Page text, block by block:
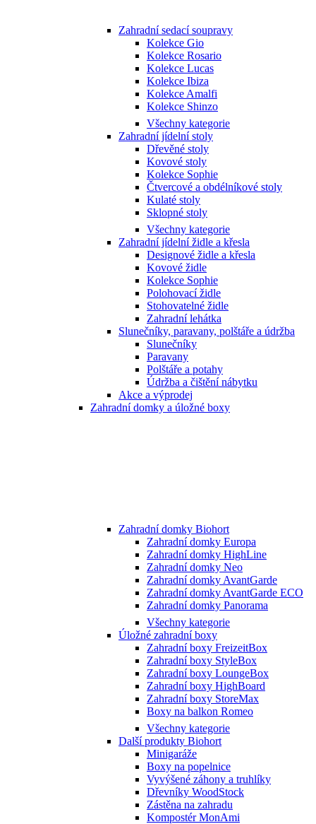
Zahradní sedací soupravy
Kolekce Gio
Kolekce Rosario
Kolekce Lucas
Kolekce Ibiza
Kolekce Amalfi
Kolekce Shinzo
Všechny kategorie
Zahradní jídelní stoly
Dřevěné stoly
Kovové stoly
Kolekce Sophie
Čtvercové a obdélníkové stoly
Kulaté stoly
Sklopné stoly
Všechny kategorie
Zahradní jídelní židle a křesla
Designové židle a křesla
Kovové židle
Kolekce Sophie
Polohovací židle
Stohovatelné židle
Zahradní lehátka
Slunečníky, paravany, polštáře a údržba
Slunečníky
Paravany
Polštáře a potahy
Údržba a čištění nábytku
Akce a výprodej
Zahradní domky a úložné boxy
Zahradní domky Biohort
Zahradní domky Europa
Zahradní domky HighLine
Zahradní domky Neo
Zahradní domky AvantGarde
Zahradní domky AvantGarde ECO
Zahradní domky Panorama
Všechny kategorie
Úložné zahradní boxy
Zahradní boxy FreizeitBox
Zahradní boxy StyleBox
Zahradní boxy LoungeBox
Zahradní boxy HighBoard
Zahradní boxy StoreMax
Boxy na balkon Romeo
Všechny kategorie
Další produkty Biohort
Minigaráže
Boxy na popelnice
Vyvýšené záhony a truhlíky
Dřevníky WoodStock
Zástěna na zahradu
Kompostér MonAmi